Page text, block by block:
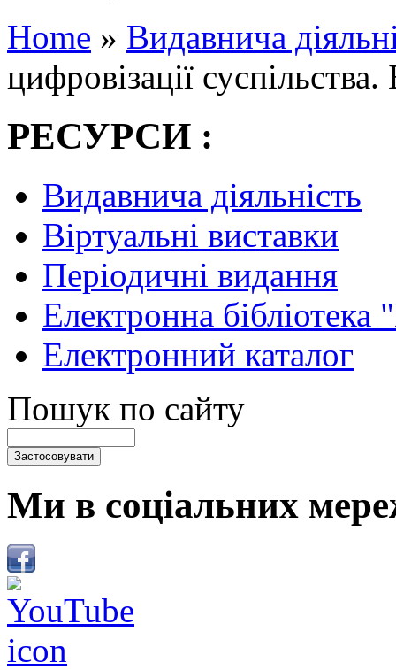
Home » Видавнича
цифровізації
РЕСУРСИ :
Видавнича діяльність
Віртуальні виставки
Періодичні видання
Електронна
Електронний каталог
Пошук по сайту
Ми в соціальних